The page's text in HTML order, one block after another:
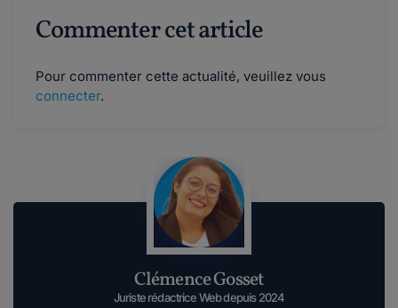
Commenter cet article
Pour commenter cette actualité, veuillez vous
connecter.
Clémence Gosset
Juriste rédactrice Web depuis 2024